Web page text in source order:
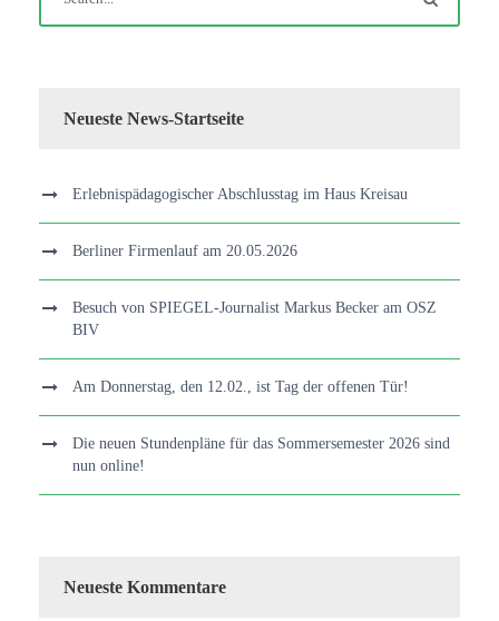
Neueste News-Startseite
Erlebnispädagogischer Abschlusstag im Haus Kreisau
Berliner Firmenlauf am 20.05.2026
Besuch von SPIEGEL-Journalist Markus Becker am OSZ
BIV
Am Donnerstag, den 12.02., ist Tag der offenen Tür!
Die neuen Stundenpläne für das Sommersemester 2026 sind
nun online!
Neueste Kommentare